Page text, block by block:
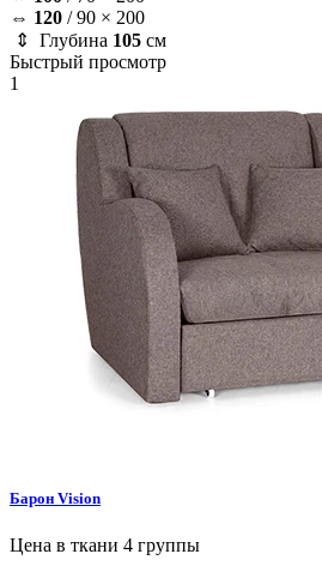
⇔ 120 /90 × 200
⇕ Глубина 105 см
Быстрый просмотр
1
Барон Vision
Цена в ткани 4 группы